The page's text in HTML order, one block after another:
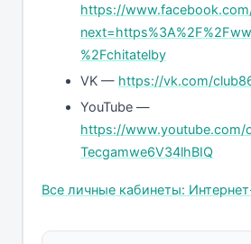
https://
%2Fchitatelby
VK — https://vk.com/
YouTube —
https://www.youtube.com/
Tecgamwe6V34lhBIQ
Все личные кабинеты: